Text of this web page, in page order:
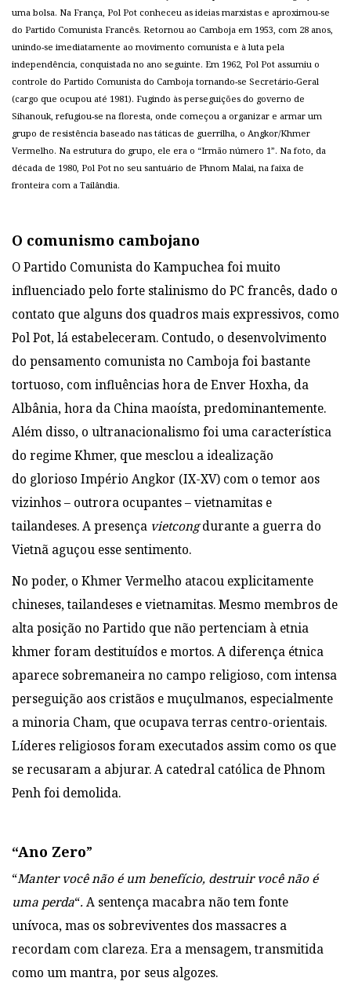
uma bolsa. Na França, Pol Pot conheceu as ideias marxistas e aproximou-se
do Partido Comunista Francês. Retornou ao Camboja em 1953, com 28 anos,
unindo-se imediatamente ao movimento comunista e à luta pela
independência, conquistada no ano seguinte. Em 1962, Pol Pot assumiu o
controle do Partido Comunista do Camboja tornando-se Secretário-Geral
(cargo que ocupou até 1981). Fugindo às perseguições do governo de
Sihanouk, refugiou-se na floresta, onde começou a organizar e armar um
grupo de resistência baseado nas táticas de guerrilha, o Angkor/Khmer
Vermelho. Na estrutura do grupo, ele era o “Irmão número 1”. Na foto, da
década de 1980, Pol Pot no seu santuário de Phnom Malai, na faixa de
fronteira com a Tailândia.
O comunismo cambojano
O Partido Comunista do Kampuchea foi muito
influenciado pelo forte stalinismo do PC francês, dado o
contato que alguns dos quadros mais expressivos, como
Pol Pot, lá estabeleceram. Contudo, o desenvolvimento
do pensamento comunista no Camboja foi bastante
tortuoso, com influências hora de Enver Hoxha, da
Albânia, hora da China maoísta, predominantemente.
Além disso, o ultranacionalismo foi uma característica
do regime Khmer, que mesclou a idealização
do glorioso Império Angkor (IX-XV) com o temor aos
vizinhos – outrora ocupantes – vietnamitas e
tailandeses. A presença vietcongdurante a guerra do
Vietnã aguçou esse sentimento.
No poder, o Khmer Vermelho atacou explicitamente
chineses, tailandeses e vietnamitas. Mesmo membros de
alta posição no Partido que não pertenciam à etnia
khmer foram destituídos e mortos. A diferença étnica
aparece sobremaneira no campo religioso, com intensa
perseguição aos cristãos e muçulmanos, especialmente
a minoria Cham, que ocupava terras centro-orientais.
Líderes religiosos foram executados assim como os que
se recusaram a abjurar. A catedral católica de Phnom
Penh foi demolida.
“Ano Zero”
“Manter você não é um benefício, destruir você não é
uma perda“.A sentença macabra não tem fonte
unívoca, mas os sobreviventes dos massacres a
recordam com clareza. Era a mensagem, transmitida
como um mantra, por seus algozes.